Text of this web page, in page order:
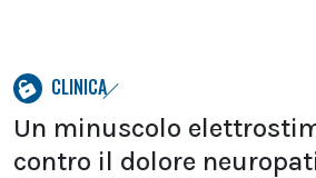
CLINICA
Un minuscolo
contro il dolore